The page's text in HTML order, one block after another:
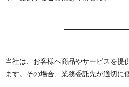
当社は、お客様へ商品やサービスを提
ます。その場合、業務委託先が適切に